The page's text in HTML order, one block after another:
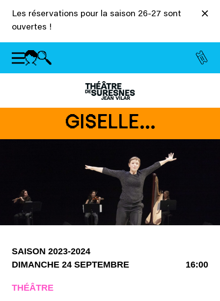
Les réservations pour la saison 26-27 sont
ouvertes !
GISELLE…
SAISON 2023-2024
DIMANCHE 24 SEPTEMBRE
16:00
THÉÂTRE